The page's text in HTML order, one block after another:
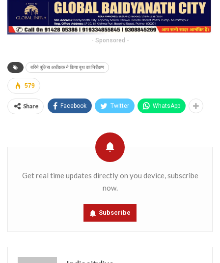
- Sponsored -
बरिये पुलिस अधीक्षक ने किया बूथ का निरीक्षण
579
Share Facebook Twitter WhatsApp
Get real time updates directly on you device, subscribe
now.
Subscribe